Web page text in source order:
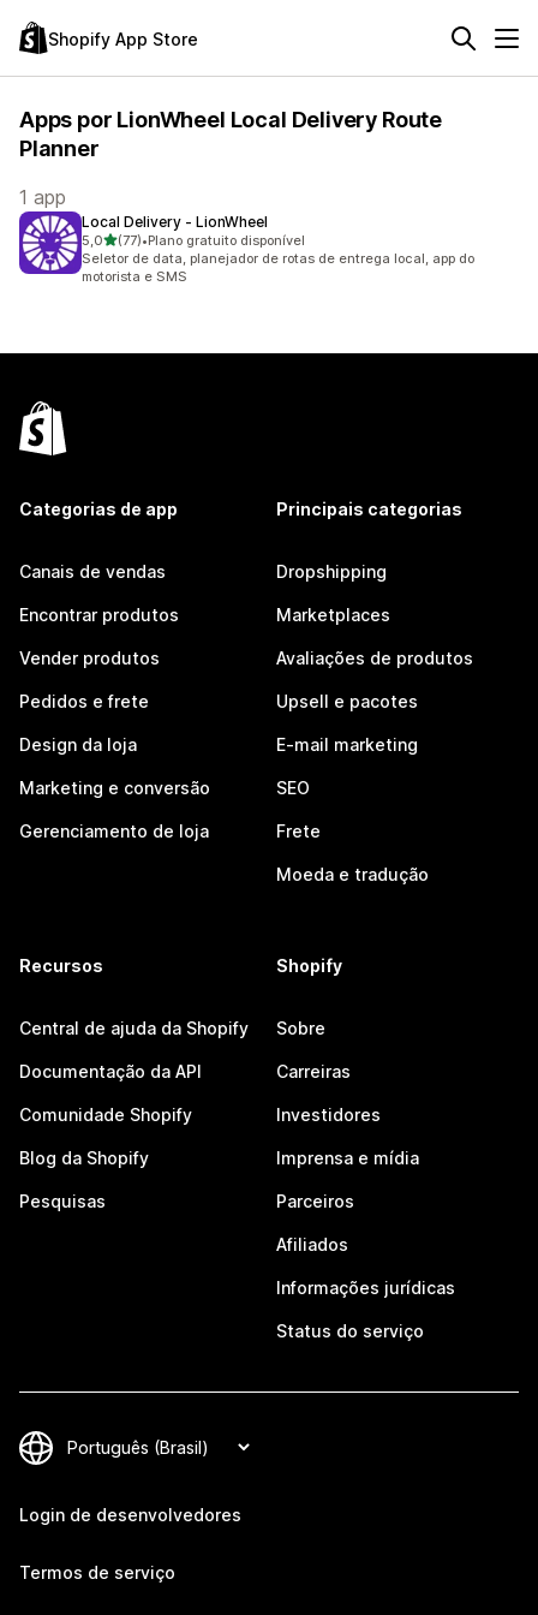
Shopify App Store
Apps por LionWheel Local Delivery Route
Planner
1 app
Local Delivery ‑ LionWheel
5,0de 5 estrelas
(77)
77 avaliações ao todo
•Plano gratuito disponível
Seletor de data, planejador de rotas de entrega local, app do
motorista e SMS
Categorias de app
Canais de vendas
Encontrar produtos
Vender produtos
Pedidos e frete
Design da loja
Marketing e conversão
Gerenciamento de loja
Principais categorias
Dropshipping
Marketplaces
Avaliações de produtos
Upsell e pacotes
E-mail marketing
SEO
Frete
Moeda e tradução
Recursos
Central de ajuda da Shopify
Documentação da API
Comunidade Shopify
Blog da Shopify
Pesquisas
Shopify
Sobre
Carreiras
Investidores
Imprensa e mídia
Parceiros
Afiliados
Informações jurídicas
Status do serviço
Login de desenvolvedores
Termos de serviço